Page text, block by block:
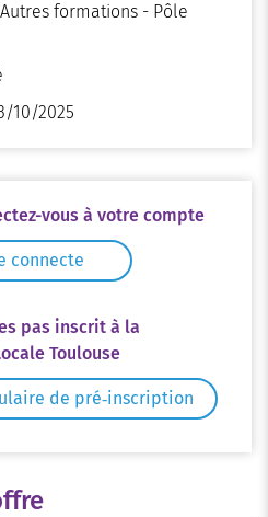
Autres formations - Pôle
10/2025
vous à votre compte
connecte
pas inscrit à la
Toulouse
de pré‑inscription